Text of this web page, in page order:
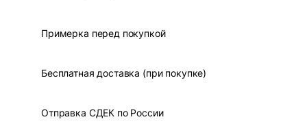
Примерка перед покупкой
Бесплатная доставка (при покупке)
Отправка СДЕК по России